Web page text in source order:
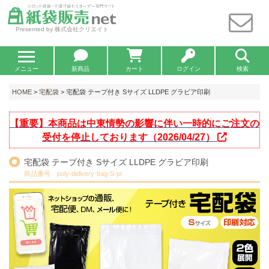
Presented by 株式会社クリエイト
メニュー 新商品 カート ログイン 検索
HOME > 宅配袋 > 宅配袋 テープ付き Sサイズ LLDPE グラビア印刷
【重要】本商品は中東情勢の影響に伴い一時的にご注文の
受付を停止しております（2026/04/27）
宅配袋 テープ付き Sサイズ LLDPE グラビア印刷
商品番号 poly-delivery-bag-S-pr